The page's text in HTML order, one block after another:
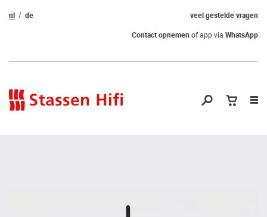
veel gestelde vragen
nl
de
Contact opnemenof app via WhatsApp